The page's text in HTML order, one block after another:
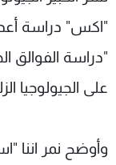
"اكس" دراسة
"دراسة الفوالق
على الجيولوجيا
وأوضح نمر اننا
شاهد البرامج
الترددات
عن MTV